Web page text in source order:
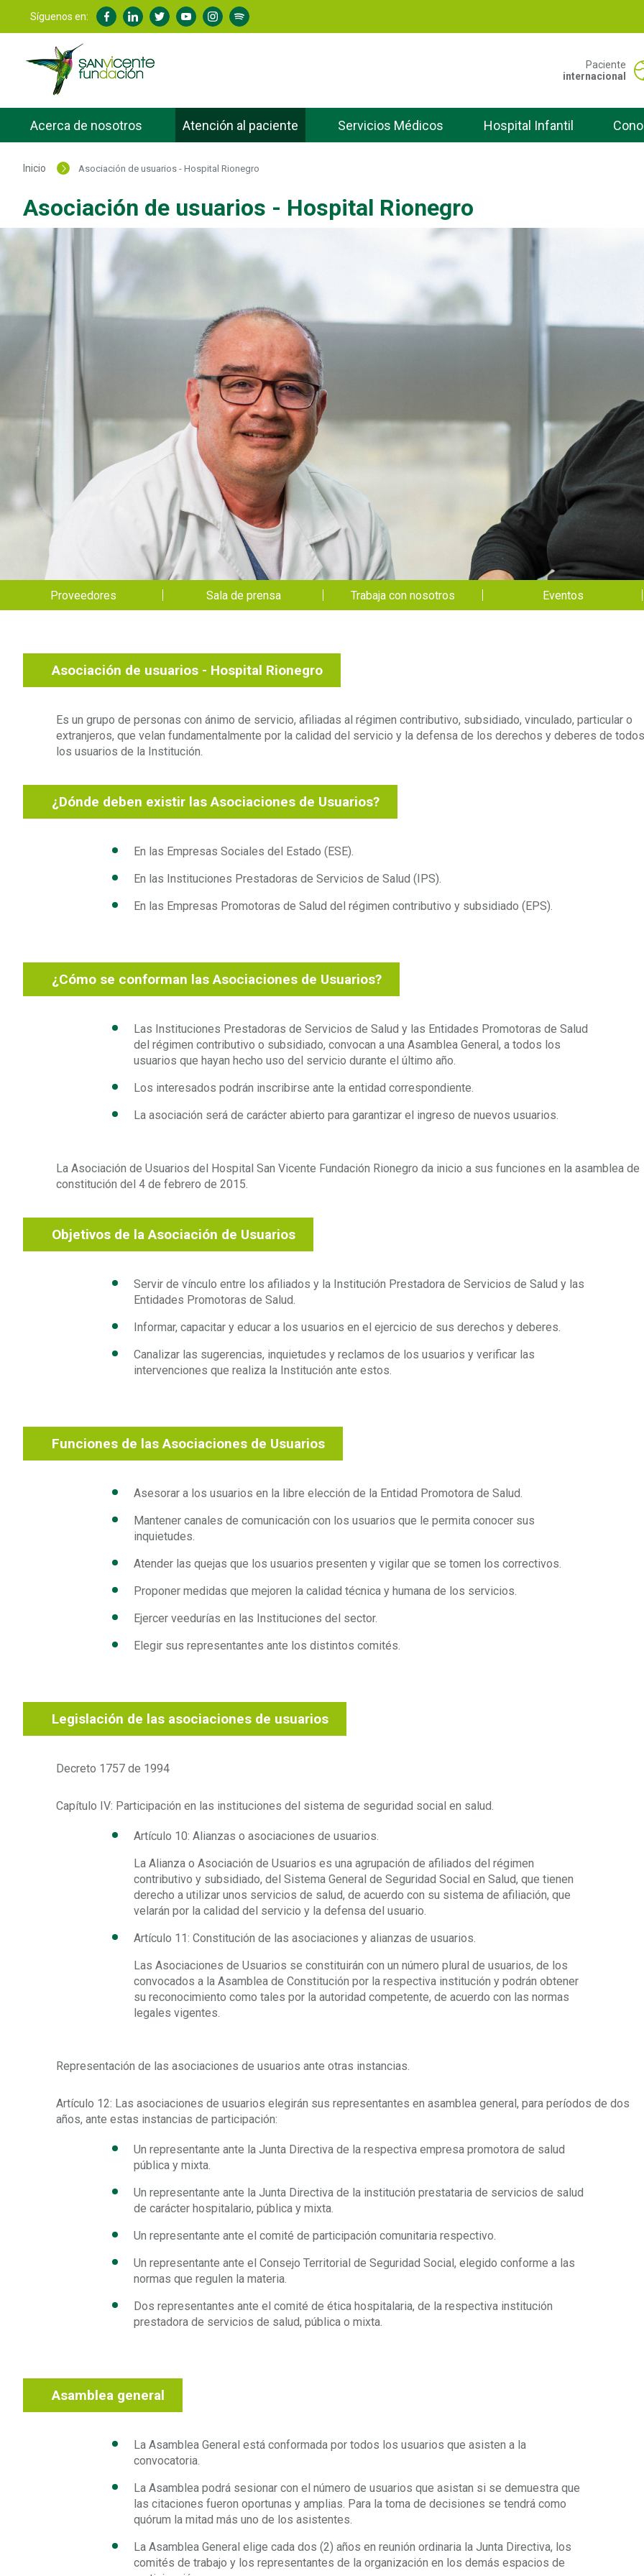
Síguenos en:
Portal San Vicente -
Paciente
internacional
Acerca de nosotros Atención al paciente Servicios Médicos Hospital Infantil
Inicio Asociación de usuarios - Hospital Rionegro
Asociación de usuarios - Hospital Rionegro
Proveedores Sala de prensa Trabaja con nosotros Eventos
Asociación de usuarios - Hospital Rionegro
Es un grupo de personas con ánimo de servicio, afiliadas al régimen contributivo, subsidiado, vinculado, particular o
extranjeros, que velan fundamentalmente por la calidad del servicio y la defensa de los derechos y deberes de todos
los usuarios de la Institución.
¿Dónde deben existir las Asociaciones de Usuarios?
En las Empresas Sociales del Estado (ESE).
En las Instituciones Prestadoras de Servicios de Salud (IPS).
En las Empresas Promotoras de Salud del régimen contributivo y subsidiado (EPS).
¿Cómo se conforman las Asociaciones de Usuarios?
Las Instituciones Prestadoras de Servicios de Salud y las Entidades Promotoras de Salud
del régimen contributivo o subsidiado, convocan a una Asamblea General, a todos los
usuarios que hayan hecho uso del servicio durante el último año.
Los interesados podrán inscribirse ante la entidad correspondiente.
La asociación será de carácter abierto para garantizar el ingreso de nuevos usuarios.
La Asociación de Usuarios del Hospital San Vicente Fundación Rionegro da inicio a sus funciones en la asamblea de
constitución del 4 de febrero de 2015.
Objetivos de la Asociación de Usuarios
Servir de vínculo entre los afiliados y la Institución Prestadora de Servicios de Salud y las
Entidades Promotoras de Salud.
Informar, capacitar y educar a los usuarios en el ejercicio de sus derechos y deberes.
Canalizar las sugerencias, inquietudes y reclamos de los usuarios y verificar las
intervenciones que realiza la Institución ante estos.
Funciones de las Asociaciones de Usuarios
Asesorar a los usuarios en la libre elección de la Entidad Promotora de Salud.
Mantener canales de comunicación con los usuarios que le permita conocer sus
inquietudes.
Atender las quejas que los usuarios presenten y vigilar que se tomen los correctivos.
Proponer medidas que mejoren la calidad técnica y humana de los servicios.
Ejercer veedurías en las Instituciones del sector.
Elegir sus representantes ante los distintos comités.
Legislación de las asociaciones de usuarios
Decreto 1757 de 1994
Capítulo IV: Participación en las instituciones del sistema de seguridad social en salud.
Artículo 10: Alianzas o asociaciones de usuarios.
La Alianza o Asociación de Usuarios es una agrupación de afiliados del régimen
contributivo y subsidiado, del Sistema General de Seguridad Social en Salud, que tienen
derecho a utilizar unos servicios de salud, de acuerdo con su sistema de afiliación, que
velarán por la calidad del servicio y la defensa del usuario.
Artículo 11: Constitución de las asociaciones y alianzas de usuarios.
Las Asociaciones de Usuarios se constituirán con un número plural de usuarios, de los
convocados a la Asamblea de Constitución por la respectiva institución y podrán obtener
su reconocimiento como tales por la autoridad competente, de acuerdo con las normas
legales vigentes.
Representación de las asociaciones de usuarios ante otras instancias.
Artículo 12: Las asociaciones de usuarios elegirán sus representantes en asamblea general, para períodos de dos
años, ante estas instancias de participación:
Un representante ante la Junta Directiva de la respectiva empresa promotora de salud
pública y mixta.
Un representante ante la Junta Directiva de la institución prestataria de servicios de salud
de carácter hospitalario, pública y mixta.
Un representante ante el comité de participación comunitaria respectivo.
Un representante ante el Consejo Territorial de Seguridad Social, elegido conforme a las
normas que regulen la materia.
Dos representantes ante el comité de ética hospitalaria, de la respectiva institución
prestadora de servicios de salud, pública o mixta.
Asamblea general
La Asamblea General está conformada por todos los usuarios que asisten a la
convocatoria.
La Asamblea podrá sesionar con el número de usuarios que asistan si se demuestra que
las citaciones fueron oportunas y amplias. Para la toma de decisiones se tendrá como
quórum la mitad más uno de los asistentes.
La Asamblea General elige cada dos (2) años en reunión ordinaria la Junta Directiva, los
comités de trabajo y los representantes de la organización en los demás espacios de